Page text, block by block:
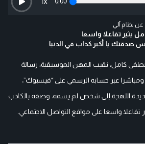
عن نظام آلي
تفاعلا واسعا
يا أكبر كذاب في الدنيا
كامل، نقيب المهن الموسيقية، رسالة
عبر حسابه الرسمي على “فيسبوك”،
اللهجة إلى شخص لم يسمه، وصفه بالكاذب
واسعا على مواقع التواصل الاجتماعي.